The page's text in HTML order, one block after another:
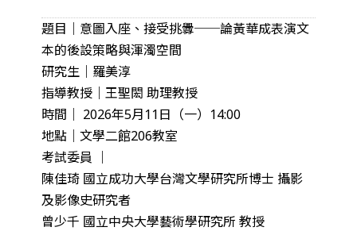
題目｜意圖入座、接受挑釁──論黃華成表演文
本的後設策略與渾濁空間
研究生｜羅美淳
指導教授｜王聖閎 助理教授
時間｜ 2026年5月11日（一）14:00
地點｜文學二館206教室
考試委員 ｜
陳佳琦 國立成功大學台灣文學研究所博士 攝影
及影像史研究者
曾少千 國立中央大學藝術學研究所 教授